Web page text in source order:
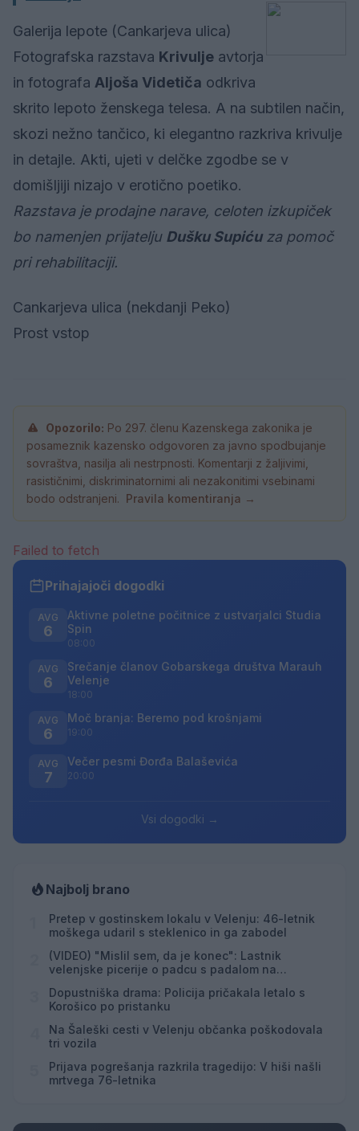
Galerija lepote (Cankarjeva ulica)
Fotografska razstava Krivulje avtorja
in fotografa Aljoša Videtiča odkriva
skrito lepoto ženskega telesa. A na subtilen način,
skozi nežno tančico, ki elegantno razkriva krivulje
in detajle. Akti, ujeti v delčke zgodbe se v
domišljiji nizajo v erotično poetiko.
Razstava je prodajne narave, celoten izkupiček
bo namenjen prijatelju Dušku Supićuza pomoč
pri rehabilitaciji.
Cankarjeva ulica (nekdanji Peko)
Prost vstop
Opozorilo: Po 297. členu Kazenskega zakonika je
posameznik kazensko odgovoren za javno spodbujanje
sovraštva, nasilja ali nestrpnosti. Komentarji z žaljivimi,
rasističnimi, diskriminatornimi ali nezakonitimi vsebinami
bodo odstranjeni. Pravila komentiranja →
Failed to fetch
Prihajajoči dogodki
AVG
6
Aktivne poletne počitnice z ustvarjalci Studia
Spin
08:00
AVG
6
Srečanje članov Gobarskega društva Marauh
Velenje
18:00
AVG
6
Moč branja: Beremo pod krošnjami
19:00
AVG
7
Večer pesmi Đorđa Balaševića
20:00
Vsi dogodki →
Najbolj brano
Pretep v gostinskem lokalu v Velenju: 46-letnik
moškega udaril s steklenico in ga zabodel
(VIDEO) "Mislil sem, da je konec": Lastnik
velenjske picerije o padcu s padalom na
Dopustniška drama: Policija pričakala letalo s
Korošico po pristanku
Na Šaleški cesti v Velenju občanka poškodovala
tri vozila
Prijava pogrešanja razkrila tragedijo: V hiši našli
mrtvega 76-letnika